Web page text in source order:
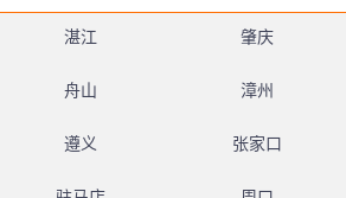
湛江 肇庆
舟山 漳州
遵义 张家口